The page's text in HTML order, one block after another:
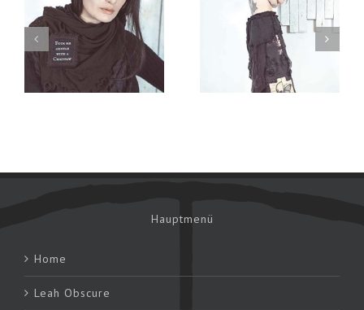
Patchwork
Rock
Sweatshirt
Hauptmenü
Home
Leah Obscure